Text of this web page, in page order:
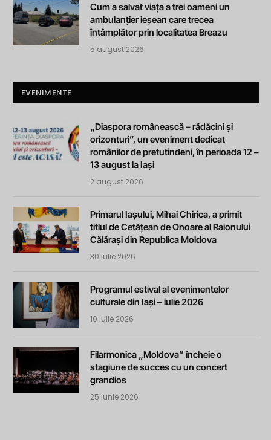
Cum a salvat viața a trei oameni un
ambulanțier ieșean care trecea
întâmplător prin localitatea Breazu
5 august 2026
EVENIMENTE
„Diaspora românească – rădăcini și
orizonturi”, un eveniment dedicat
românilor de pretutindeni, în perioada 12 –
13 august la Iași
2 august 2026
Primarul Iașului, Mihai Chirica, a primit
titlul de Cetățean de Onoare al Raionului
Călărași din Republica Moldova
30 iulie 2026
Programul estival al evenimentelor
culturale din Iași – iulie 2026
10 iulie 2026
Filarmonica „Moldova” încheie o
stagiune de succes cu un concert
grandios
25 iunie 2026